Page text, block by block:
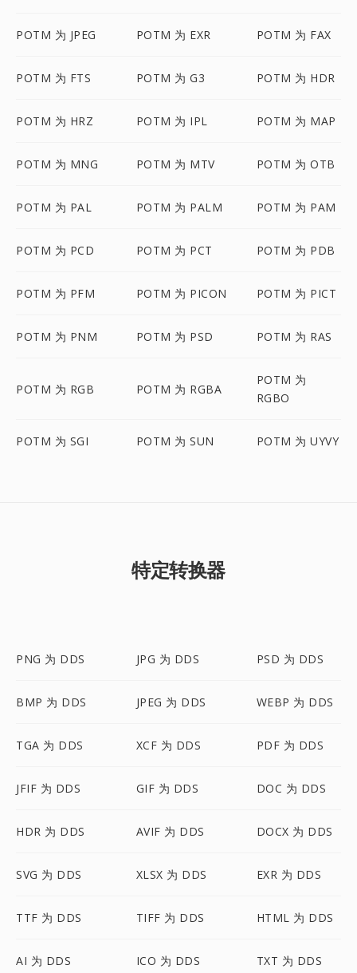
POTM 为 JPEG POTM 为 EXR POTM 为 FAX
POTM 为 FTS POTM 为 G3 POTM 为 HDR
POTM 为 HRZ POTM 为 IPL POTM 为 MAP
POTM 为 MNG POTM 为 MTV POTM 为 OTB
POTM 为 PAL POTM 为 PALM POTM 为 PAM
POTM 为 PCD POTM 为 PCT POTM 为 PDB
POTM 为 PFM POTM 为 PICON POTM 为 PICT
POTM 为 PNM POTM 为 PSD POTM 为 RAS
POTM 为 RGB POTM 为 RGBA
POTM 为
RGBO
POTM 为 SGI POTM 为 SUN POTM 为 UYVY
特定转换器
PNG 为 DDS JPG 为 DDS PSD 为 DDS
BMP 为 DDS JPEG 为 DDS WEBP 为 DDS
TGA 为 DDS XCF 为 DDS PDF 为 DDS
JFIF 为 DDS GIF 为 DDS DOC 为 DDS
HDR 为 DDS AVIF 为 DDS DOCX 为 DDS
SVG 为 DDS XLSX 为 DDS EXR 为 DDS
TTF 为 DDS TIFF 为 DDS HTML 为 DDS
AI 为 DDS ICO 为 DDS TXT 为 DDS